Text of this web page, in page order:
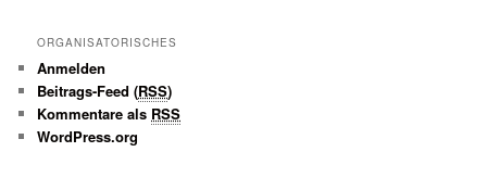
ORGANISATORISCHES
Anmelden
Beitrags-Feed (RSS)
Kommentare als RSS
WordPress.org